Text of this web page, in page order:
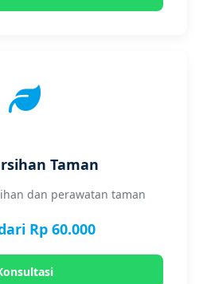
Taman
dan perawatan taman
Rp 60.000